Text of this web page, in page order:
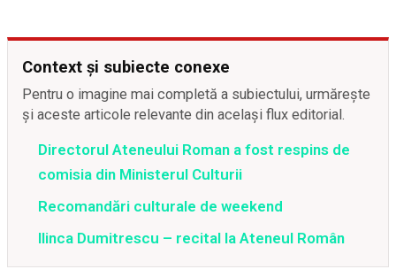
Context și subiecte conexe
Pentru o imagine mai completă a subiectului, urmărește
și aceste articole relevante din același flux editorial.
Directorul Ateneului Roman a fost respins de
comisia din Ministerul Culturii
Recomandări culturale de weekend
Ilinca Dumitrescu – recital la Ateneul Român